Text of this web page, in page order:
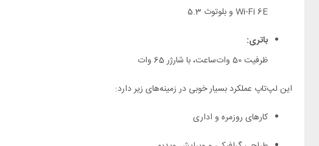
Wi-Fi 6E و بلوتوث 5.3
باتری:
ظرفیت 50 وات‌ساعت، با شارژر 65 وات
این لپ‌تاپ عملکرد بسیار خوبی در زمینه‌های زیر دارد:
کارهای روزمره و اداری